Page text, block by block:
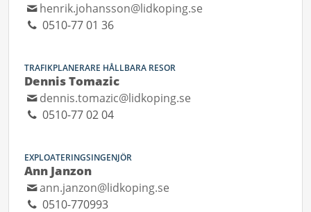
henrik.johansson@lidkoping.se
0510-77 01 36
TRAFIKPLANERARE HÅLLBARA RESOR
Dennis Tomazic
dennis.tomazic@lidkoping.se
0510-77 02 04
EXPLOATERINGSINGENJÖR
Ann Janzon
ann.janzon@lidkoping.se
0510-770993